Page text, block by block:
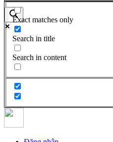
Exact matches only
Search in title
Search in content